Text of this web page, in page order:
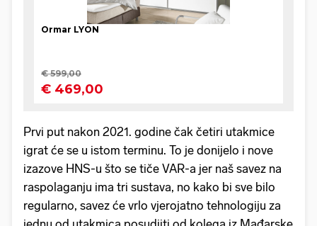
Prvi put nakon 2021. godine čak četiri utakmice
igrat će se u istom terminu. To je donijelo i nove
izazove HNS-u što se tiče VAR-a jer naš savez na
raspolaganju ima tri sustava, no kako bi sve bilo
regularno, savez će vrlo vjerojatno tehnologiju za